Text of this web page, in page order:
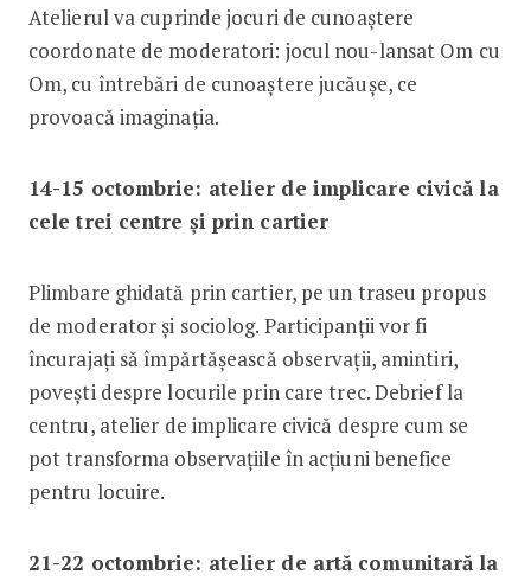
Atelierul va cuprinde jocuri de cunoaștere
coordonate de moderatori: jocul nou-lansat Om cu
Om, cu întrebări de cunoaștere jucăușe, ce
provoacă imaginația.
14-15 octombrie: atelier de implicare civică la
cele trei centre și prin cartier
Plimbare ghidată prin cartier, pe un traseu propus
de moderator și sociolog. Participanții vor fi
încurajați să împărtășească observații, amintiri,
povești despre locurile prin care trec. Debrief la
centru, atelier de implicare civică despre cum se
pot transforma observațiile în acțiuni benefice
pentru locuire.
21-22 octombrie: atelier de artă comunitară la